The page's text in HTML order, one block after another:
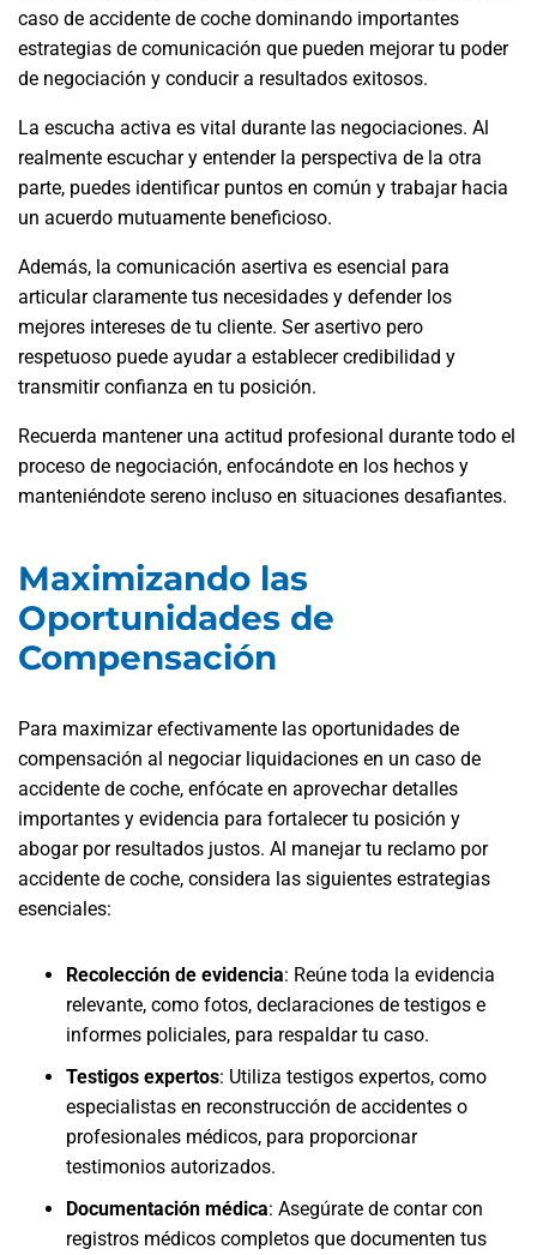
caso de accidente de coche dominando importantes
estrategias de comunicación que pueden mejorar tu poder
de negociación y conducir a resultados exitosos.
La escucha activa es vital durante las negociaciones. Al
realmente escuchar y entender la perspectiva de la otra
parte, puedes identificar puntos en común y trabajar hacia
un acuerdo mutuamente beneficioso.
Además, la comunicación asertiva es esencial para
articular claramente tus necesidades y defender los
mejores intereses de tu cliente. Ser asertivo pero
respetuoso puede ayudar a establecer credibilidad y
transmitir confianza en tu posición.
Recuerda mantener una actitud profesional durante todo el
proceso de negociación, enfocándote en los hechos y
manteniéndote sereno incluso en situaciones desafiantes.
Maximizando las
Oportunidades de
Compensación
Para maximizar efectivamente las oportunidades de
compensación al negociar liquidaciones en un caso de
accidente de coche, enfócate en aprovechar detalles
importantes y evidencia para fortalecer tu posición y
abogar por resultados justos. Al manejar tu reclamo por
accidente de coche, considera las siguientes estrategias
esenciales:
Recolección de evidencia: Reúne toda la evidencia
relevante, como fotos, declaraciones de testigos e
informes policiales, para respaldar tu caso.
Testigos expertos: Utiliza testigos expertos, como
especialistas en reconstrucción de accidentes o
profesionales médicos, para proporcionar
testimonios autorizados.
Documentación médica: Asegúrate de contar con
registros médicos completos que documenten tus